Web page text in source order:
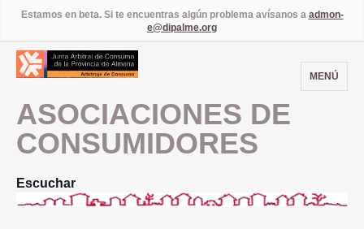
Estamos en beta. Si te encuentras algún problema avísanos a admon-
e@dipalme.org
MENÚ
ASOCIACIONES DE
CONSUMIDORES
Escuchar